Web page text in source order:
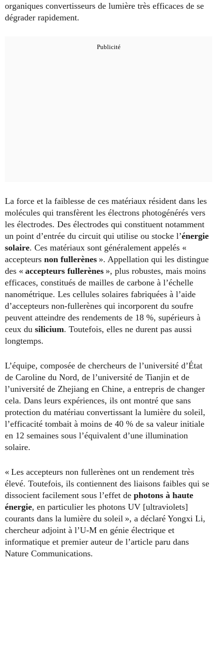
organiques convertisseurs de lumière très efficaces de se
dégrader rapidement.
La force et la faiblesse de ces matériaux résident dans les
molécules qui transfèrent les électrons photogénérés vers
les électrodes. Des électrodes qui constituent notamment
un point d’entrée du circuit qui utilise ou stocke l’énergie
solaire. Ces matériaux sont généralement appelés «
accepteurs non fullerènes ». Appellation qui les distingue
des « accepteurs fullerènes », plus robustes, mais moins
efficaces, constitués de mailles de carbone à l’échelle
nanométrique. Les cellules solaires fabriquées à l’aide
d’accepteurs non-fullerènes qui incorporent du soufre
peuvent atteindre des rendements de 18 %, supérieurs à
ceux du silicium. Toutefois, elles ne durent pas aussi
longtemps.
L’équipe, composée de chercheurs de l’université d’État
de Caroline du Nord, de l’université de Tianjin et de
l’université de Zhejiang en Chine, a entrepris de changer
cela. Dans leurs expériences, ils ont montré que sans
protection du matériau convertissant la lumière du soleil,
l’efficacité tombait à moins de 40 % de sa valeur initiale
en 12 semaines sous l’équivalent d’une illumination
solaire.
« Les accepteurs non fullerènes ont un rendement très
élevé. Toutefois, ils contiennent des liaisons faibles qui se
dissocient facilement sous l’effet de photons à haute
énergie, en particulier les photons UV [ultraviolets]
courants dans la lumière du soleil », a déclaré Yongxi Li,
chercheur adjoint à l’U-M en génie électrique et
informatique et premier auteur de l’article paru dans
Nature Communications.